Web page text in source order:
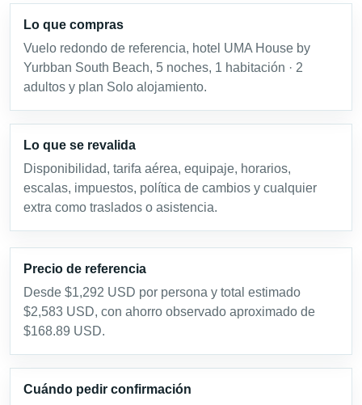
Lo que compras
Vuelo redondo de referencia, hotel UMA House by
Yurbban South Beach, 5 noches, 1 habitación · 2
adultos y plan Solo alojamiento.
Lo que se revalida
Disponibilidad, tarifa aérea, equipaje, horarios,
escalas, impuestos, política de cambios y cualquier
extra como traslados o asistencia.
Precio de referencia
Desde $1,292 USD por persona y total estimado
$2,583 USD, con ahorro observado aproximado de
$168.89 USD.
Cuándo pedir confirmación